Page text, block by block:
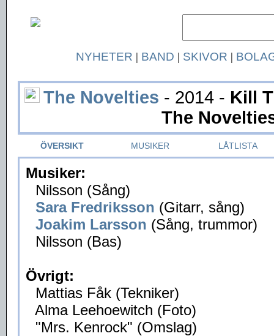
NYHETER | BAND | SKIVOR |
The Novelties - 2014 - Kill
The
ÖVERSIKT MUSIKER LÅTLISTA
Musiker:
Nilsson (Sång)
Sara Fredriksson (Gitarr, sång)
Joakim Larsson (Sång, trummor)
Nilsson (Bas)
Övrigt:
Mattias Fåk (Tekniker)
Alma Leehoewitch (Foto)
"Mrs. Kenrock" (Omslag)